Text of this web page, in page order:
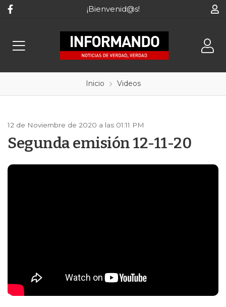
¡Bienvenid@s!
Inicio Videos
12 de Noviembre de 2020 a las 01:11 PM
Segunda emisión 12-11-20